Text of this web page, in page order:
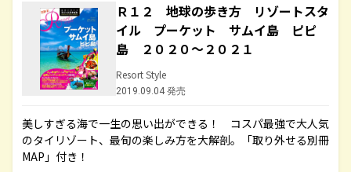
Ｒ１２ 地球の歩き方 リゾートスタ
イル プーケット サムイ島 ピピ
島 ２０２０～２０２１
Resort Style
2019.09.04 発売
美しすぎる海で一生の思い出ができる！ コスパ最強で大人気
のタイリゾート、最旬の楽しみ方を大解剖。「取り外せる別冊
MAP」付き！